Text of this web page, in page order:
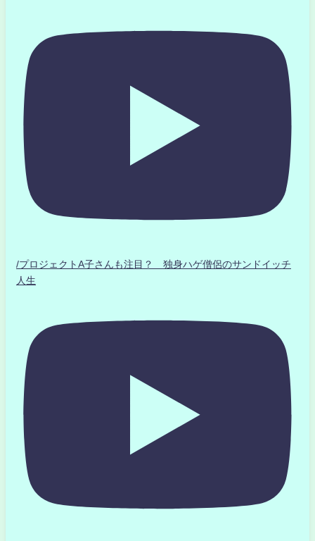
/プロジェクトA子さんも注目？ 独身ハゲ僧侶のサンドイッチ
人生